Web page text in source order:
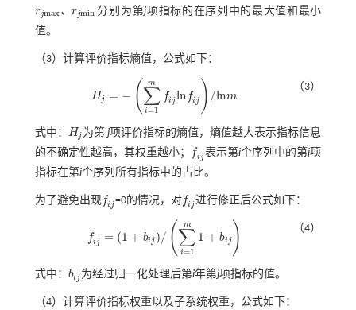
rjmax、rjmin
r jmax、 r jmin 分别为第j项指标的在序列中的最大值和最小
值。
（3）计算评价指标熵值，公式如下：
Hj = − (∑
i=1
m
fi jlnfi j ) /lnm
Hj= ∑i =1mf ln /lnm
（3）
式中： Hj
Hj 为第 j项评价指标的熵值，熵值越大表示指标信息
的不确定性越高，其权重越小；
fi j
fj 表示第i个序列中的第j项
指标在第i个序列所有指标中的占比。
为了避免出现fi j
fj =0的情况，对fi j
fj 进行修正后公式如下：
fi j = (1 + bi j )/ (∑
i=1
m
1 + bi j)
fj= 1+b ij/∑i= 1m1+ bi
（4）
式中： bi j
bij 为经过归一化处理后第i年第j项指标的值。
（4）计算评价指标权重以及子系统权重，公式如下：